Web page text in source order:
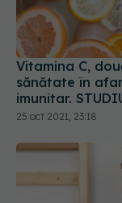
Vitamina C,
sănătate în
imunitar.
25 oct 2021, 23:18